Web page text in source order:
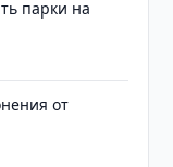
парки на
от